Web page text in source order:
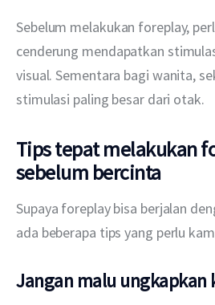
Sebelum melakukan foreplay,
cenderung mendapatkan
visual. Sementara bagi wanita,
stimulasi paling besar dari otak.
Tips tepat melakukan
sebelum bercinta
Supaya foreplay bisa berjalan
ada beberapa tips yang perlu
Jangan malu ungkapkan